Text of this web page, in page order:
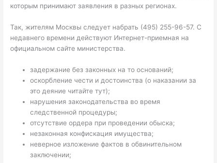
которым принимают заявления в разных регионах.
Так, жителям Москвы следует набрать (495) 255-96-57. С
недавнего времени действуют Интернет-приемная на
официальном сайте министерства.
задержание без законных на то оснований;
оскорбление чести и достоинства (о наказании за
это деяние читайте тут);
нарушения законодательства во время
следственной процедуры;
отсутствие ордера при проведении обыска;
незаконная конфискация имущества;
неверное изложение фактов в обвинительном
заключении;